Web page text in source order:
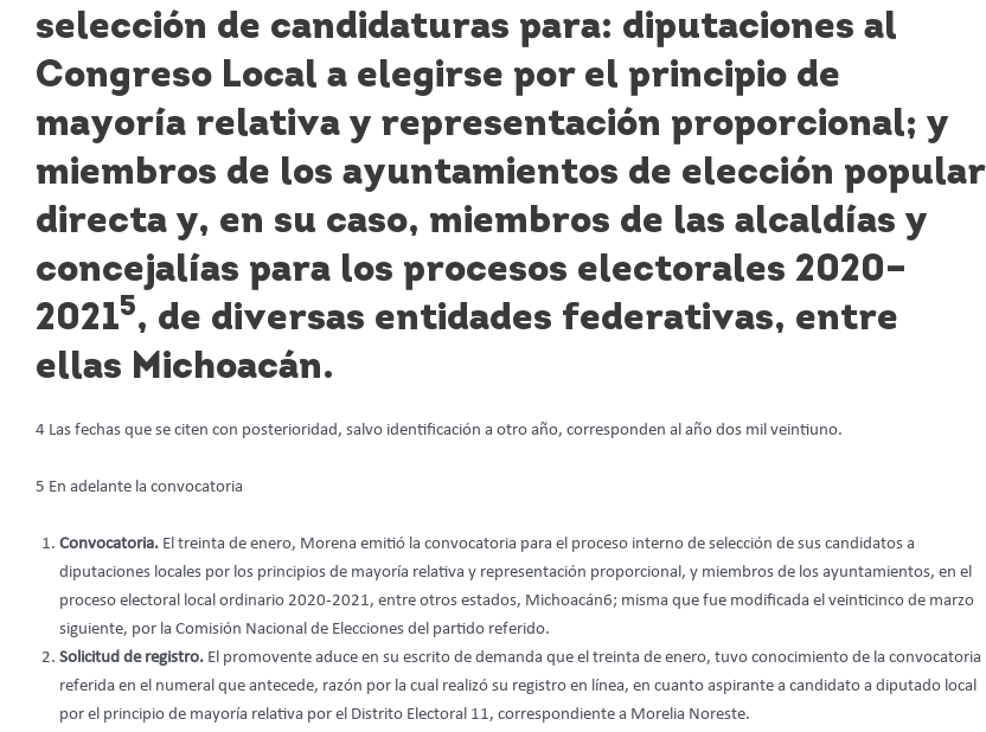
selección de candidaturas para: diputaciones al
Congreso Local a elegirse por el principio de
mayoría relativa y representación proporcional; y
miembros de los ayuntamientos de elección popular
directa y, en su caso, miembros de las alcaldías y
concejalías para los procesos electorales 2020–
20215, de diversas entidades federativas, entre
ellas Michoacán.
4 Las fechas que se citen con posterioridad, salvo identificación a otro año, corresponden al año dos mil veintiuno.
5 En adelante la convocatoria
Convocatoria. El treinta de enero, Morena emitió la convocatoria para el proceso interno de selección de sus candidatos a
diputaciones locales por los principios de mayoría relativa y representación proporcional, y miembros de los ayuntamientos, en el
proceso electoral local ordinario 2020-2021, entre otros estados, Michoacán6; misma que fue modificada el veinticinco de marzo
siguiente, por la Comisión Nacional de Elecciones del partido referido.
Solicitud de registro. El promovente aduce en su escrito de demanda que el treinta de enero, tuvo conocimiento de la convocatoria
referida en el numeral que antecede, razón por la cual realizó su registro en línea, en cuanto aspirante a candidato a diputado local
por el principio de mayoría relativa por el Distrito Electoral 11, correspondiente a Morelia Noreste.